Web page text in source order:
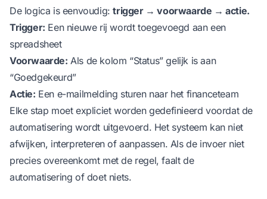
De logica is eenvoudig:trigger → voorwaarde → actie.
Trigger: Een nieuwe rij wordt toegevoegd aan een
spreadsheet
Voorwaarde: Als de kolom “Status” gelijk is aan
“Goedgekeurd”
Actie: Een e-mailmelding sturen naar het financeteam
Elke stap moet expliciet worden gedefinieerd voordat de
automatisering wordt uitgevoerd. Het systeem kan niet
afwijken, interpreteren of aanpassen. Als de invoer niet
precies overeenkomt met de regel, faalt de
automatisering of doet niets.